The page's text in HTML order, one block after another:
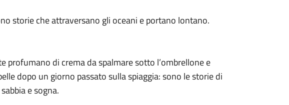
storie che attraversano gli oceani e portano lontano.
profumano di crema da spalmare sotto l’ombrellone e
dopo un giorno passato sulla spiaggia: sono le storie di
e sogna.